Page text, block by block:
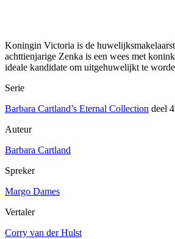
Koningin Victoria is de
achttienjarige Zenka is een wees met
ideale kandidate om uitgehuwelijkt te
Serie
Barbara Cartland’s Eternal Collection deel
Auteur
Barbara Cartland
Spreker
Margo Dames
Vertaler
Corry van der Hulst